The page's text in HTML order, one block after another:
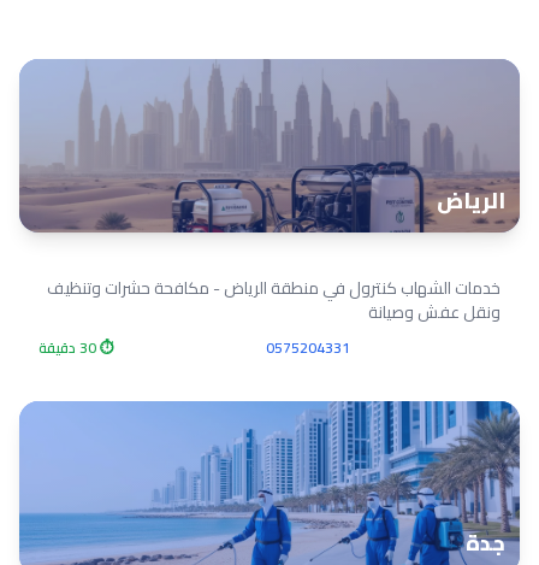
الرياض
خدمات الشهاب كنترول في منطقة الرياض - مكافحة حشرات وتنظيف
ونقل عفش وصيانة
0575204331 ⏱ 30 دقيقة
جدة